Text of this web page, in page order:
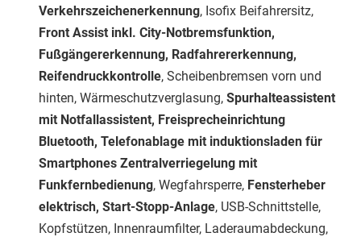
Verkehrszeichenerkennung, Isofix Beifahrersitz,
Front Assist inkl. City-Notbremsfunktion,
Fußgängererkennung, Radfahrererkennung,
Reifendruckkontrolle, Scheibenbremsen vorn und
hinten, Wärmeschutzverglasung, Spurhalteassistent
mit Notfallassistent, Freisprecheinrichtung
Bluetooth, Telefonablage mit induktionsladen für
Smartphones Zentralverriegelung mit
Funkfernbedienung, Wegfahrsperre, Fensterheber
elektrisch, Start-Stopp-Anlage, USB-Schnittstelle,
Kopfstützen, Innenraumfilter, Laderaumabdeckung,